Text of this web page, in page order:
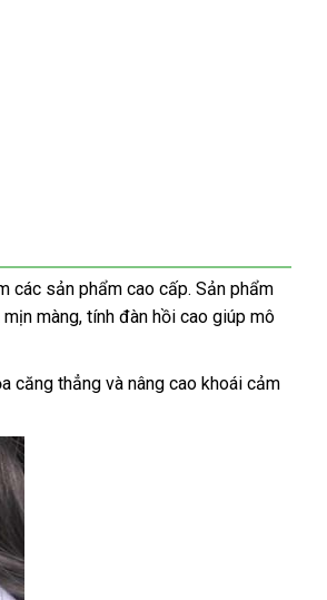
các sản phẩm cao cấp. Sản phẩm
màng, tính đàn hồi cao giúp mô
căng thẳng và nâng cao khoái cảm